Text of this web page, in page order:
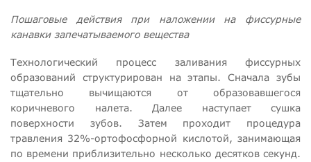
Пошаговые действия при наложении на фиссурные
канавки запечатываемого вещества
Технологический процесс заливания фиссурных
образований структурирован на этапы. Сначала зубы
тщательно вычищаются от образовавшегося
коричневого налета. Далее наступает сушка
поверхности зубов. Затем проходит процедура
травления 32%-ортофосфорной кислотой, занимающая
по времени приблизительно несколько десятков секунд.